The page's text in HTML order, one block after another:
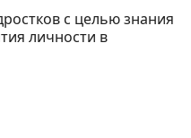
с целью знания
личности в